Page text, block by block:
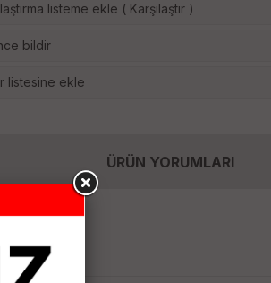
listeme ekle ( Karşılaştır )
bildir
listesine ekle
ÜRÜN YORUMLARI